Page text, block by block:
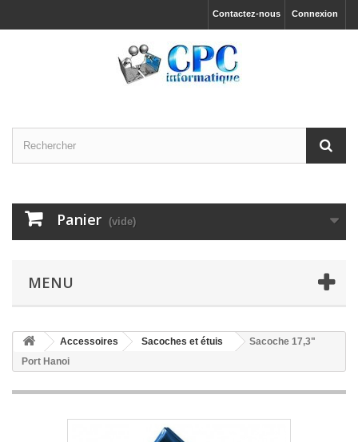
Connexion
Contactez-nous
Panier (vide)
MENU
Accessoires Sacoches et étuis
Sacoche 17,3"
Port Hanoi